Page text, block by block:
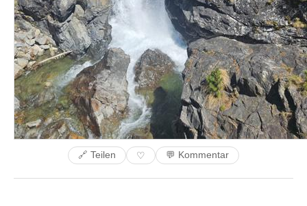
🔗 Teilen ♡ 💬 Kommentar